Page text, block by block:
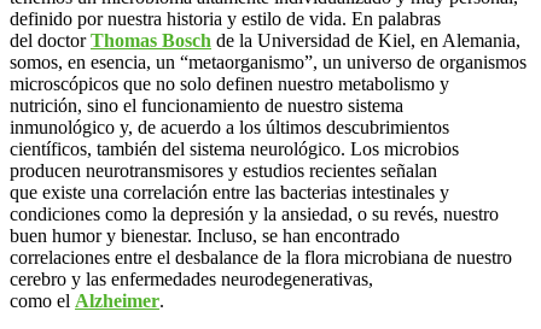
definido por nuestra historia y estilo de vida. En palabras
del doctorThomas Bosch de la Universidad de Kiel, en Alemania,
somos, en esencia, un “metaorganismo”, un universo de organismos
microscópicos que no solo definen nuestro metabolismo y
nutrición, sino el funcionamiento de nuestro sistema
inmunológico y, de acuerdo a los últimos descubrimientos
científicos, también del sistema neurológico. Los microbios
producen neurotransmisores y estudios recientes señalan
que existe una correlación entre las bacterias intestinales y
condiciones como la depresión y la ansiedad, o su revés, nuestro
buen humor y bienestar. Incluso, se han encontrado
correlaciones entre el desbalance de la flora microbiana de nuestro
cerebro y las enfermedades neurodegenerativas,
como el Alzheimer.